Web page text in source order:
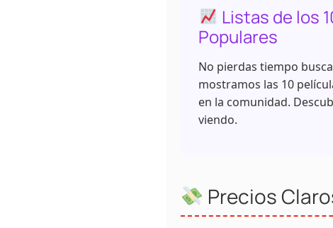
Listas de los
Populares
No pierdas tiempo
mostramos las 10
en la comunidad.
viendo.
Precios